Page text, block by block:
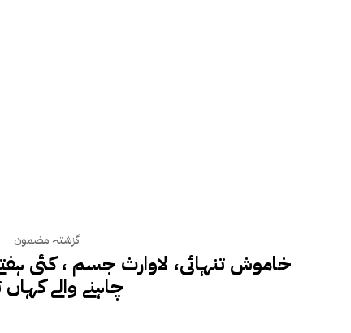
گزشتہ مضمون
خاموش تنہائی، لاوارث جسم ، کئی
چاہنے والے کہاں